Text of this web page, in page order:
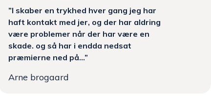
”I skaber en trykhed hver gang jeg har
haft kontakt med jer, og der har aldring
være problemer når der har være en
skade. og så har i endda nedsat
præmierne ned på...”
Arne brogaard